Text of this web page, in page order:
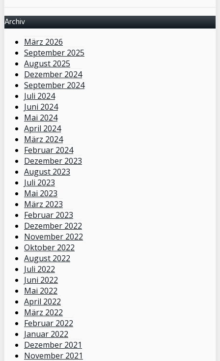
Archiv
März 2026
September 2025
August 2025
Dezember 2024
September 2024
Juli 2024
Juni 2024
Mai 2024
April 2024
März 2024
Februar 2024
Dezember 2023
August 2023
Juli 2023
Mai 2023
März 2023
Februar 2023
Dezember 2022
November 2022
Oktober 2022
August 2022
Juli 2022
Juni 2022
Mai 2022
April 2022
März 2022
Februar 2022
Januar 2022
Dezember 2021
November 2021